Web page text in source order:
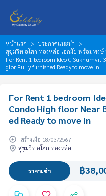
หน้าแรก
ประกาศแนะนำ
สุขุมวิท อโศก ทองหล่อ เอกมัย พร้อมพงษ์
For Rent 1 bedroom Ideo Q Sukhumvit
glor Fully furnished Ready to move in
For Rent 1 bedroom
Condo High floor Near
ed Ready to move in
สร้างเมื่อ 18/03/2567
สุขุมวิท อโศก ทองหล่อ
ราคาเช่า ฿